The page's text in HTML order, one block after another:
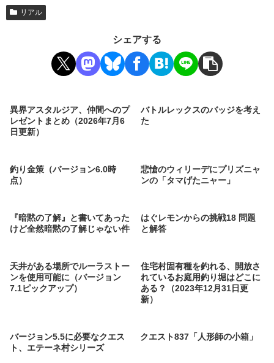
リアル
シェアする
異界アスタルジア、仲間へのプ
レゼントまとめ（2026年7月6
日更新）
バトルレックスのバッジを考え
た
釣り金策（バージョン6.0時
点）
悲愴のウィリーデにプリズニャ
ンの「タマげたニャー」
『暗黙の了解』と書いてあった
けど全然暗黙の了解じゃない件
はぐレモンからの挑戦18 問題
と解答
天井がある場所でルーラストー
ンを使用可能に（バージョン
7.1ピックアップ）
住宅村固有種を釣れる、開放さ
れているお庭用釣り堀はどこに
ある？（2023年12月31日更
新）
バージョン5.5に必要なクエス
ト、エテーネ村シリーズ
クエスト837「人形師の小箱」